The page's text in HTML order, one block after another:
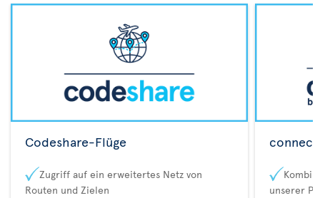
Codeshare-Flüge
Zugriff auf ein erweitertes Netz von
Routen und Zielen
unserer